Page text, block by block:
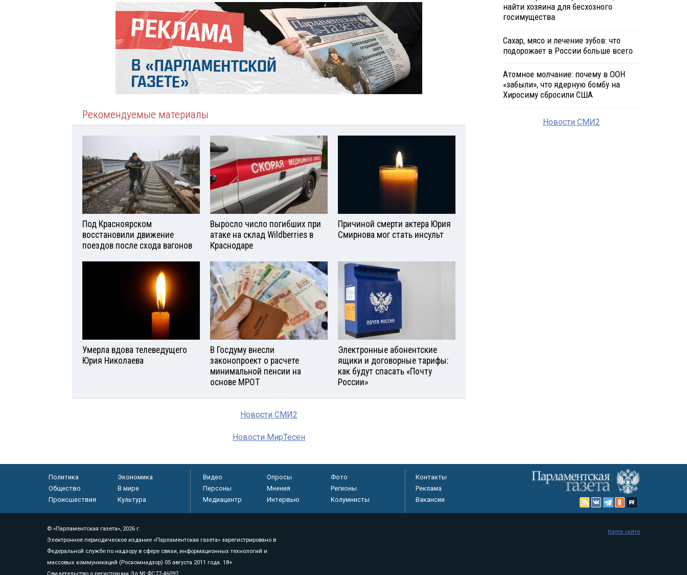
Рекомендуемые материалы
Под Красноярском
восстановили движение
поездов после схода вагонов
Выросло число погибших при
атаке на склад Wildberries в
Краснодаре
Причиной смерти актера Юрия
Смирнова мог стать инсульт
Умерла вдова телеведущего
Юрия Николаева
В Госдуму внесли
законопроект о расчете
минимальной пенсии на
основе МРОТ
Электронные абонентские
ящики и договорные тарифы:
как будут спасать «Почту
России»
Новости СМИ2
Новости МирТесен
найти хозяина для бесхозного
госимущества
Сахар, мясо и лечение зубов: что
подорожает в России больше всего
Атомное молчание: почему в ООН
«забыли», что ядерную бомбу на
Хиросиму сбросили США
Новости СМИ2
Политика
Экономика
Общество
В мире
Происшествия
Культура
Видео Опросы
Фото
Персоны
Мнения
Регионы
Медиацентр
Интервью Колумнисты
Контакты
Реклама
Вакансии
© «Парламентская газета», 2026 г.
Электронное периодическое издание «Парламентская газета» зарегистрировано в
Федеральной службе по надзору в сфере связи, информационных технологий и
массовых коммуникаций (Роскомнадзор) 05 августа 2011 года. 18+
Свидетельство о регистрации Эл № ФС77-46097
Карта сайта